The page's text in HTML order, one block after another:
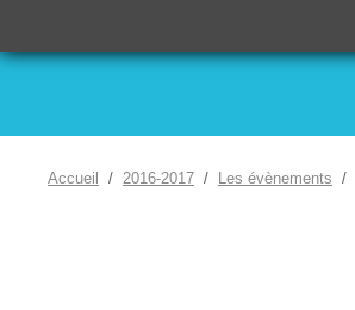
Accueil 2016-2017 Les évènements